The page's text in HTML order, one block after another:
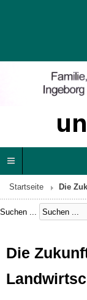
Startseite Die
Suchen ...
Die